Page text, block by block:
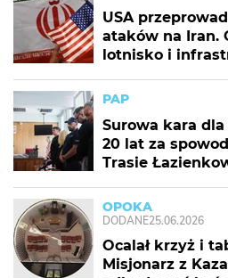
USA
ataków na Iran.
lotnisko i
PAP
Surowa kara
20 lat za
Trasie
OPOKA
DODANE25.06.2026
Ocalał krzyż i
Misjonarz z